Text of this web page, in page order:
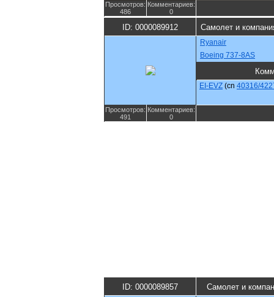
Просмотров:
486
Комментариев:
0
ID: 0000089912 Самолет и
Ryanair
Boeing 737-8AS
EI-EVZ (cn 40316/
Просмотров:
491
Комментариев:
0
ID: 0000089857 Самолет и